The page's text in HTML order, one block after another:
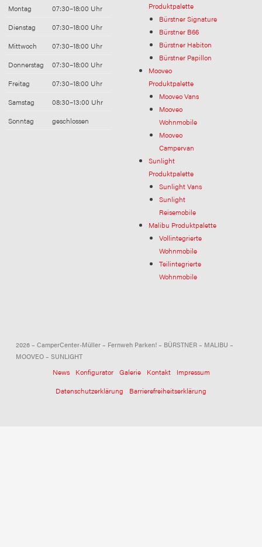
Montag
07:30–18:00 Uhr
Dienstag
07:30–18:00 Uhr
Mittwoch
07:30–18:00 Uhr
Donnerstag
07:30–18:00 Uhr
Freitag
07:30–18:00 Uhr
Samstag
08:30–13:00 Uhr
Sonntag
geschlossen
Produktpalette
Bürstner Signature
Bürstner B66
Bürstner Habiton
Bürstner Papillon
Mooveo
Produktpalette
Mooveo Vans
Mooveo
Wohnmobile
Mooveo
Campervan
Sunlight
Produktpalette
Sunlight Vans
Sunlight
Reisemobile
Malibu Produktpalette
Vollintegrierte
Wohnmobile
Teilintegrierte
Wohnmobile
2026 – CamperCenter-Müller – Fernweh Parken! – BÜRSTNER – MALIBU –
MOOVEO – SUNLIGHT
News Konfigurator Galerie Kontakt
Impressum
Datenschutzerklärung
Barrierefreiheitserklärung